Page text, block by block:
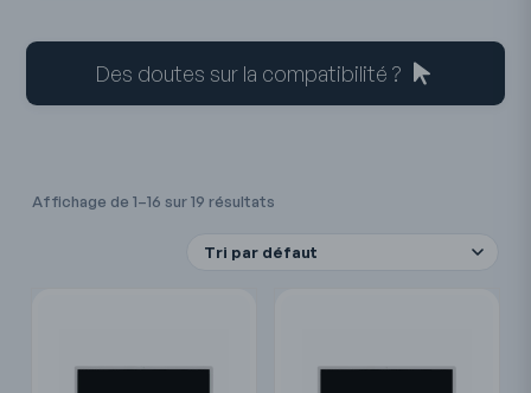
Des doutes sur la compatibilité ?
Affichage de 1–16 sur 19 résultats